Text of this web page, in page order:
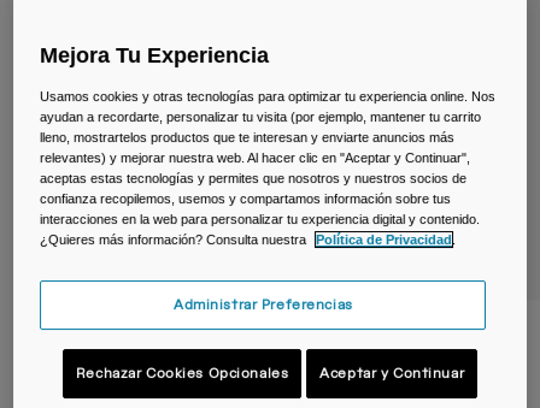
Bolsas Hidratación
Accessorios
Cinturón Podium® Flow™ 4 L con bidón
Podium® Dirt Series 620 ml
Mejora Tu Experiencia
Usamos cookies y otras tecnologías para optimizar tu experiencia online. Nos
ayudan a recordarte, personalizar tu visita (por ejemplo, mantener tu carrito
lleno, mostrartelos productos que te interesan y enviarte anuncios más
relevantes) y mejorar nuestra web. Al hacer clic en "Aceptar y Continuar",
aceptas estas tecnologías y permites que nosotros y nuestros socios de
confianza recopilemos, usemos y compartamos información sobre tus
interacciones en la web para personalizar tu experiencia digital y contenido.
¿Quieres más información? Consulta nuestra
Política de Privacidad .
Administrar Preferencias
Rechazar Cookies Opcionales Aceptar y Continuar